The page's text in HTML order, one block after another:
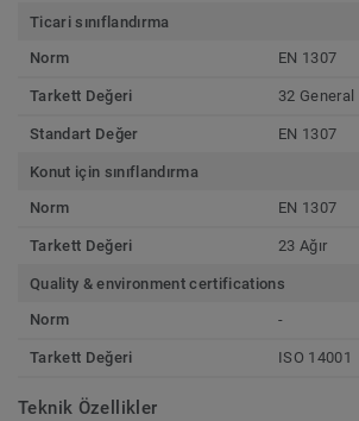
Ticari sınıflandırma
Norm
EN 1307
Tarkett Değeri 32 General
Standart Değer EN 1307
Konut için sınıflandırma
Norm
EN 1307
Tarkett Değeri 23 Ağır
Quality & environment certifications
Norm
-
Tarkett Değeri ISO 14001
Teknik Özellikler